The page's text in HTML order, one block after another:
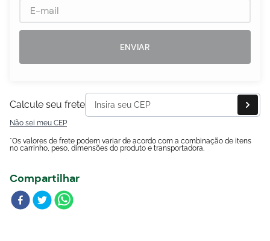
ENVIAR
Calcule seu frete
Não sei meu CEP
*Os valores de frete podem variar de acordo com a combinação de itens
no carrinho, peso, dimensões do produto e transportadora.
Compartilhar
Blog